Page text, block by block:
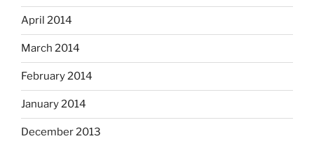
April 2014
March 2014
February 2014
January 2014
December 2013